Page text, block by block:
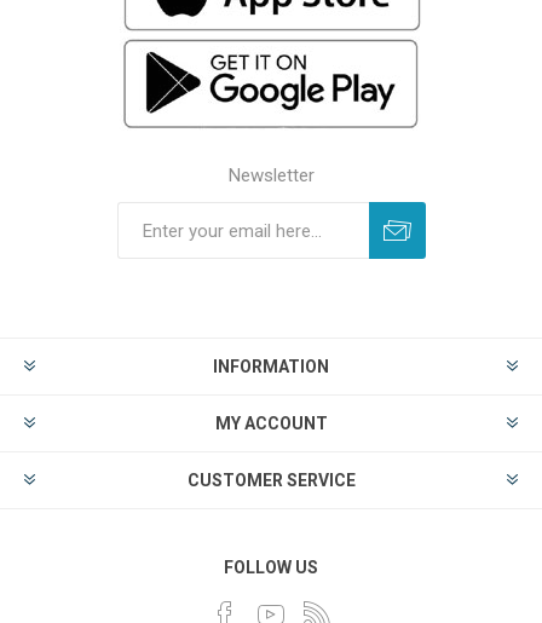
Newsletter
INFORMATION
MY ACCOUNT
CUSTOMER SERVICE
FOLLOW US